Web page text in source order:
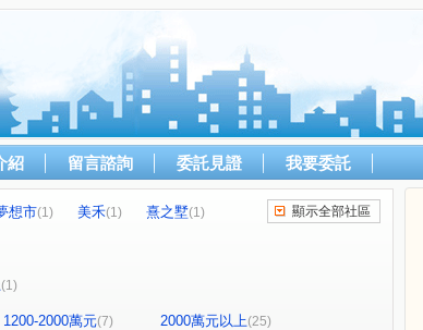
紹 留言諮詢 委託見證 我要委託
想市(1) 美禾(1) 熹之墅(1)
(1)
(1) 柴橋路(1) 經國路三段(1)
顯示全部社區
(1)
1200-2000萬元(7) 2000萬元以上(25)